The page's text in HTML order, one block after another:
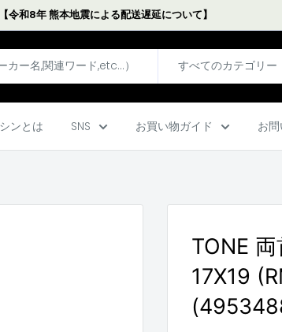
【令和8年 熊本地震による配送遅延について】
すべてのカテゴリー
ンとは SNS お買い物ガイド お
TONE
17X19